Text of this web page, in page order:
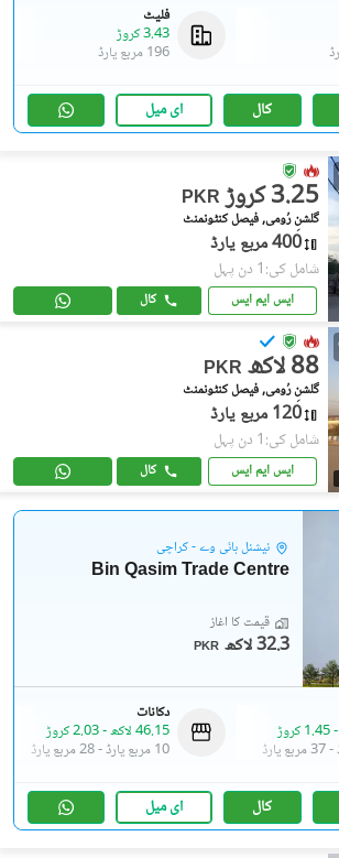
فلیٹ
3.43 کروڑ
196 مربع یارڈ
کال ای میل
PKR 3.25 کروڑ
گلشنِ رُومی, فیصل کنٹونمنٹ
400 مربع یارڈ
شامل کی:1 دن پہل
ایس ایم ایس کال
PKR 88 لاکھ
گلشنِ رُومی, فیصل کنٹونمنٹ
120 مربع یارڈ
شامل کی:1 دن پہل
ایس ایم ایس کال
نیشنل ہائی وے - کراچی
Bin Qasim Trade Centre
قیمت کا آغاز
PKR 32.3 لاکھ
-1.45 کروڑ
-37 مربع یارڈ
دکانات
46.15 لاکھ
-2.03 کروڑ
10 مربع یارڈ
-28 مربع یارڈ
کال ای میل